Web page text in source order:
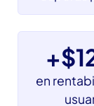
han